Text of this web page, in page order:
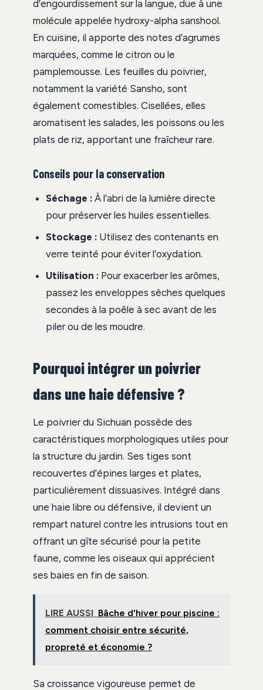
d’engourdissement sur la langue, due à une
molécule appelée hydroxy-alpha sanshool.
En cuisine, il apporte des notes d’agrumes
marquées, comme le citron ou le
pamplemousse. Les feuilles du poivrier,
notamment la variété Sansho, sont
également comestibles. Cisellées, elles
aromatisent les salades, les poissons ou les
plats de riz, apportant une fraîcheur rare.
Conseils pour la conservation
Séchage : À l’abri de la lumière directe
pour préserver les huiles essentielles.
Stockage : Utilisez des contenants en
verre teinté pour éviter l’oxydation.
Utilisation : Pour exacerber les arômes,
passez les enveloppes sèches quelques
secondes à la poêle à sec avant de les
piler ou de les moudre.
Pourquoi intégrer un poivrier
dans une haie défensive ?
Le poivrier du Sichuan possède des
caractéristiques morphologiques utiles pour
la structure du jardin. Ses tiges sont
recouvertes d’épines larges et plates,
particulièrement dissuasives. Intégré dans
une haie libre ou défensive, il devient un
rempart naturel contre les intrusions tout en
offrant un gîte sécurisé pour la petite
faune, comme les oiseaux qui apprécient
ses baies en fin de saison.
LIRE AUSSI Bâche d'hiver pour piscine :
comment choisir entre sécurité,
propreté et économie ?
Sa croissance vigoureuse permet de